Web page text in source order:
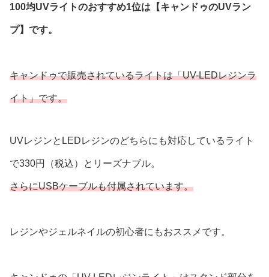
100均UVライトのおすすめ1位は【キャンドゥのUVラン
プ】です。
キャンドゥで販売されているライトは「UV-LEDレジンラ
イト」です。
UVレジンとLEDレジンのどちらにも対応しているライト
で330円（税込）とリーズナブル。
さらにUSBケーブルも付属されています。
レジンやジェルネイルの初心者にもおススメです。